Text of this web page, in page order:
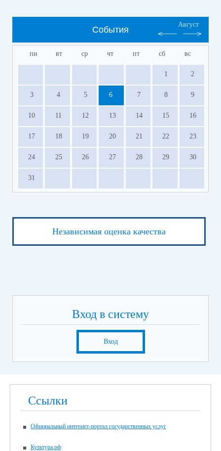
События
Август
пн вт ср чт пт сб вс
1 2
3 4 5 6 7 8 9
10 11 12 13 14 15 16
17 18 19 20 21 22 23
24 25 26 27 28 29 30
31
Независимая оценка качества
Вход в систему
Вход
Ссылки
Официальный интернет-портал государственных услуг
Культура.рф